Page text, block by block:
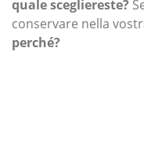
quale scegliereste?
conservare nella
perché?